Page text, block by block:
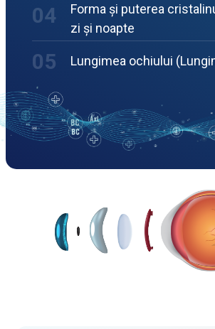
Forma și puterea
zi și noapte
04
Lungimea ochiului
05